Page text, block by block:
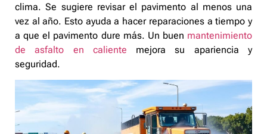
clima. Se sugiere revisar el pavimento al menos una
vez al año. Esto ayuda a hacer reparaciones a tiempo y
a que el pavimento dure más. Un buen mantenimiento
de asfalto en caliente mejora su apariencia y
seguridad.